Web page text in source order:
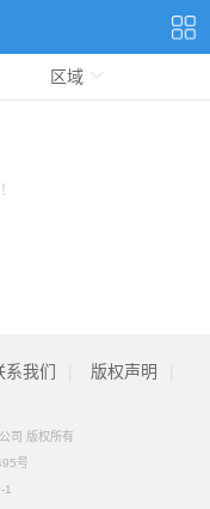
区域
系我们 版权声明
司 版权所有
号
1